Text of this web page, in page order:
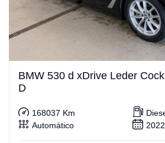
BMW 530 d xDrive Leder
D
168037 Km
Automático
2022